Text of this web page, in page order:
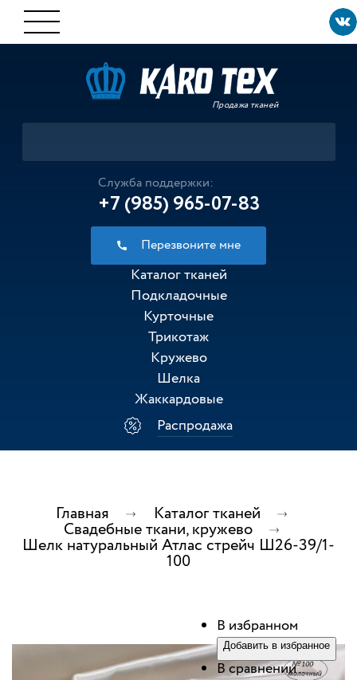
Продажа тканей
Служба поддержки:
+7 (985) 965-07-83
Перезвоните мне
Каталог тканей
Подкладочные
Курточные
Трикотаж
Кружево
Шелка
Жаккардовые
Распродажа
Главная Каталог тканей
Свадебные ткани, кружево
Шелк натуральный Атлас стрейч Ш26-39/1-
100
В избранном
Добавить в избранное
В сравнении